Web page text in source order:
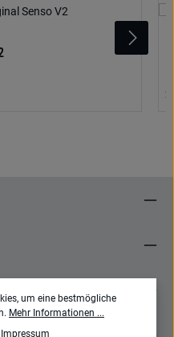
um eine bestmögliche
Mehr Informationen ...
Impressum